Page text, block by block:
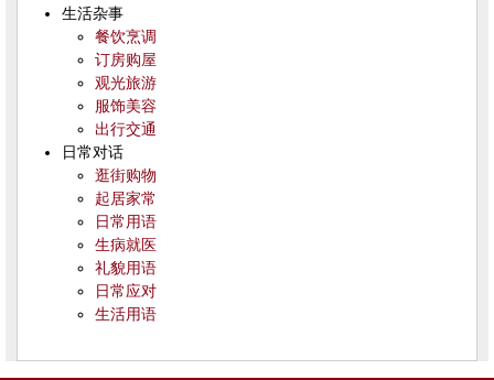
生活杂事
餐饮烹调
订房购屋
观光旅游
服饰美容
出行交通
日常对话
逛街购物
起居家常
日常用语
生病就医
礼貌用语
日常应对
生活用语